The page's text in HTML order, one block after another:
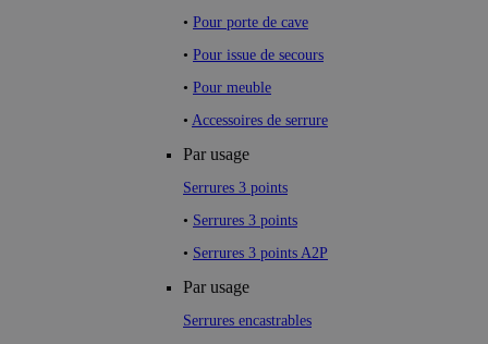
• Pour porte de cave
• Pour issue de secours
• Pour meuble
• Accessoires de serrure
Par usage
Serrures 3 points
• Serrures 3 points
• Serrures 3 points A2P
Par usage
Serrures encastrables